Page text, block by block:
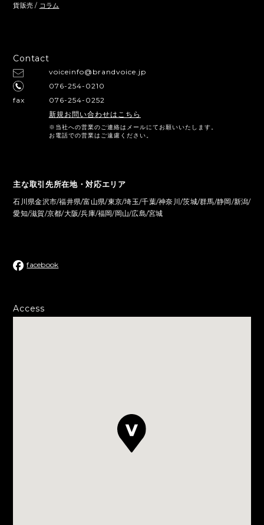
貨販売 / コラム
Contact
voiceinfo@brandvoice.jp
076-254-0210
fax
076-254-0252
新規お問い合わせはこちら
※当社への営業のご連絡はメールにてお願いいたします。
お電話での営業はご遠慮ください。
主な取引先所在地・対応エリア
石川県金沢市/福井県/富山県/東京/埼玉/千葉/神奈川/茨城/群馬/静岡/新潟/
愛知/滋賀/京都/大阪/兵庫/福岡/岡山/広島/宮城
facebook
Access